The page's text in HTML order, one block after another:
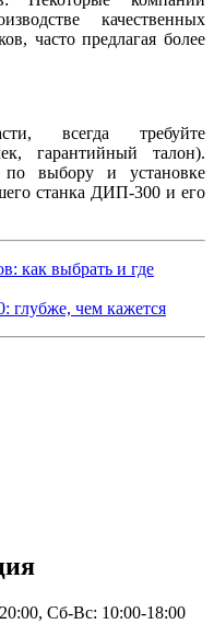
качественных
часто предлагая более
всегда требуйте
гарантийный талон).
по выбору и установке
станка ДИП-300 и его
как выбрать и где
глубже, чем кажется
Сб-Вс: 10:00-18:00